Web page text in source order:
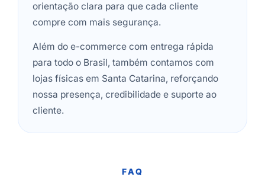
orientação clara para que cada cliente
compre com mais segurança.
Além do e-commerce com entrega rápida
para todo o Brasil, também contamos com
lojas físicas em Santa Catarina, reforçando
nossa presença, credibilidade e suporte ao
cliente.
FAQ